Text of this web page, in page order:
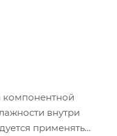
компонентной
внутри
применять